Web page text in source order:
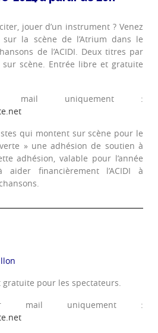
jouer d’un instrument ? Venez
la scène de l’Atrium dans le
de l’ACIDI. Deux titres par
scène. Entrée libre et gratuite
mail uniquement :
qui montent sur scène pour le
» une adhésion de soutien à
adhésion, valable pour l’année
financièrement l’ACIDI à
pour les spectateurs.
mail uniquement :